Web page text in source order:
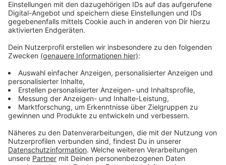
Er soll auch Anker für die jüngeren Spieler sein und hat
uns sofort signalisiert, dass er große Lust auf diese
Rolle hat", freut sich Malte Metzelder,
Spieler mit dieser Qualität für den Sportclub
Anzeige
Julian Schauerte: "Ich wollte nach einem Jahr in
Belgien gerne wieder zurück nach Deutschland und
hatte sehr gute Gespräche mit Malte Metzelder und
dem neuen Trainer, die mir sofort ein super Gefühl